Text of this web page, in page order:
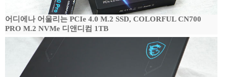
어디에나 어울리는 PCIe 4.0 M.2 SSD, COLORFUL CN700
PRO M.2 NVMe 디앤디컴 1TB